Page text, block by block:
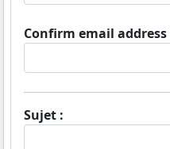
Confirm email address
Sujet :